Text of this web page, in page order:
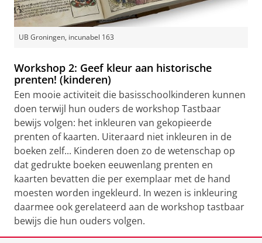
UB Groningen, incunabel 163
Workshop 2: Geef kleur aan historische
prenten! (kinderen)
Een mooie activiteit die basisschoolkinderen kunnen
doen terwijl hun ouders de workshop Tastbaar
bewijs volgen: het inkleuren van gekopieerde
prenten of kaarten. Uiteraard niet inkleuren in de
boeken zelf... Kinderen doen zo de wetenschap op
dat gedrukte boeken eeuwenlang prenten en
kaarten bevatten die per exemplaar met de hand
moesten worden ingekleurd. In wezen is inkleuring
daarmee ook gerelateerd aan de workshop tastbaar
bewijs die hun ouders volgen.